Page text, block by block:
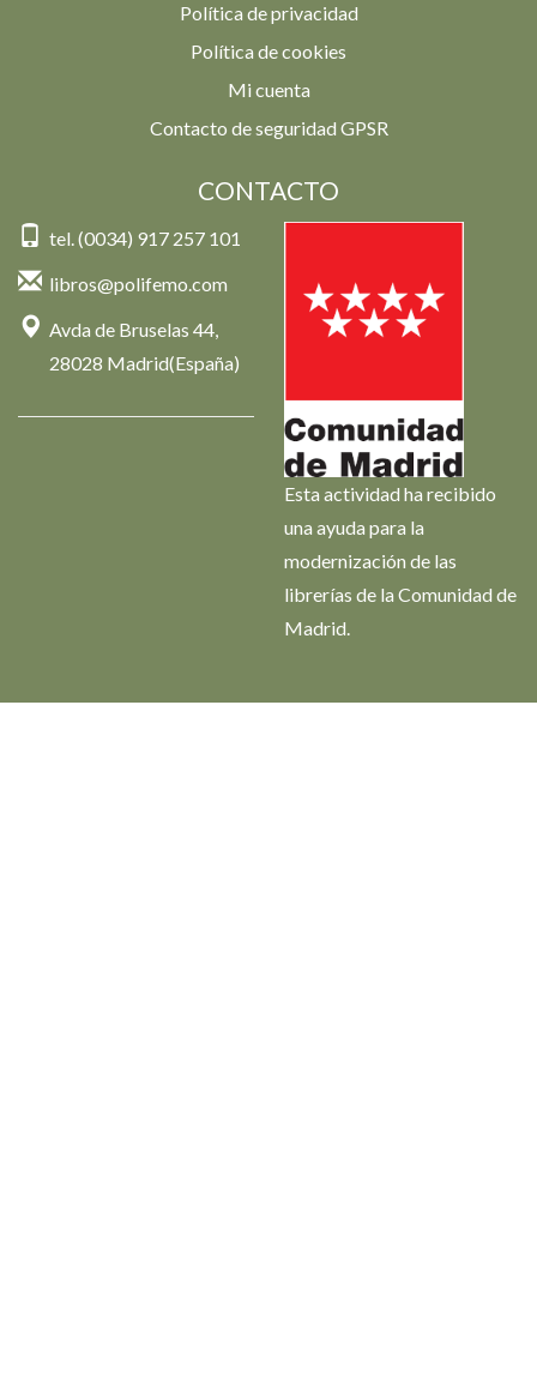
Política de privacidad
Política de cookies
Mi cuenta
Contacto de seguridad GPSR
CONTACTO
tel. (0034) 917 257 101
libros@polifemo.com
Avda de Bruselas 44,
28028 Madrid(España)
Esta actividad ha recibido
una ayuda para la
modernización de las
librerías de la Comunidad de
Madrid.